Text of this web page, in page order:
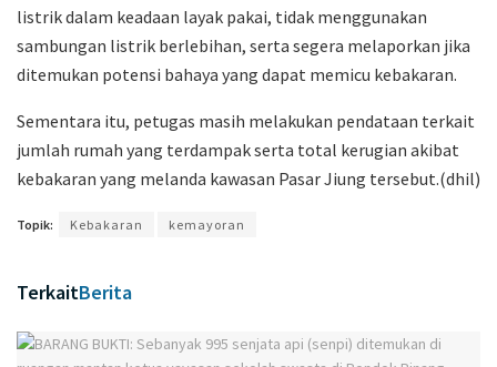
listrik dalam keadaan layak pakai, tidak menggunakan
sambungan listrik berlebihan, serta segera melaporkan jika
ditemukan potensi bahaya yang dapat memicu kebakaran.
Sementara itu, petugas masih melakukan pendataan terkait
jumlah rumah yang terdampak serta total kerugian akibat
kebakaran yang melanda kawasan Pasar Jiung tersebut.(dhil)
Topik: Kebakaran kemayoran
TerkaitBerita